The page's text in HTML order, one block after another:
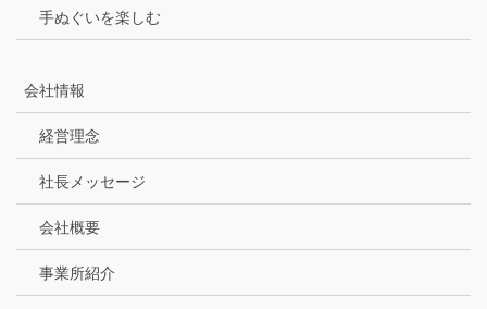
手ぬぐいを楽しむ
会社情報
経営理念
社長メッセージ
会社概要
事業所紹介